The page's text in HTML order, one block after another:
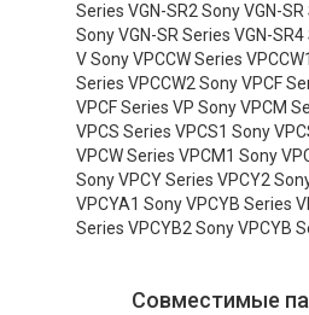
Series VGN-SR2 Sony VGN-
Sony VGN-SR Series VGN-
V Sony VPCCW Series
Series VPCCW2 Sony VPCF
VPCF Series VP Sony VPCM
VPCS Series VPCS1 Sony
VPCW Series VPCM1 Sony
Sony VPCY Series VPCY2
VPCYA1 Sony VPCYB Series
Series VPCYB2 Sony VPCYB
Совместимые